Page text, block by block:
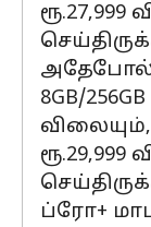
அதேபோல்,
8GB/
விலையும்,
ப்ரோ+